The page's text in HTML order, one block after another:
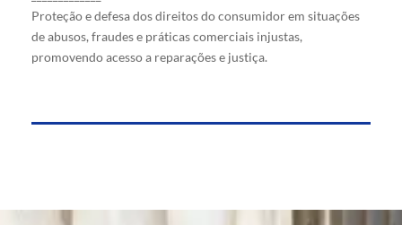
Proteção e defesa dos direitos do consumidor em situações
de abusos, fraudes e práticas comerciais injustas,
promovendo acesso a reparações e justiça.
situações de abusos, fraudes e práticas comerciais
injustas, promovendo acesso a reparações e justiça.